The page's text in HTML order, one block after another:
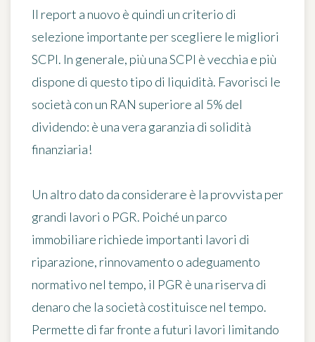
Il report a nuovo è quindi un criterio di
selezione importante per scegliere le migliori
SCPI. In generale, più una SCPI è vecchia e più
dispone di questo tipo di liquidità. Favorisci le
società con un RAN superiore al 5% del
dividendo: è una vera garanzia di solidità
finanziaria!
Un altro dato da considerare è la provvista per
grandi lavori o PGR. Poiché un parco
immobiliare richiede importanti lavori di
riparazione, rinnovamento o adeguamento
normativo nel tempo, il PGR è una riserva di
denaro che la società costituisce nel tempo.
Permette di far fronte a futuri lavori limitando